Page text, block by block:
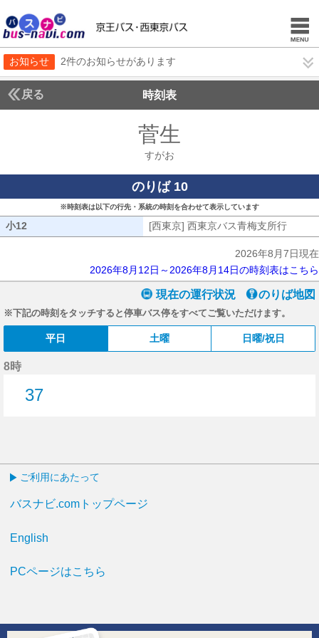
お知らせ 2件のお知らせがあります
戻る 時刻表
菅生
すがお
のりば 10
※時刻表は以下の行先・系統の時刻を合わせて表示しています
小12 [西東京] 西東京バス青梅支所行
2026年8月7日現在
2026年8月12日～2026年8月14日の時刻表はこちら
現在の運行状況 のりば地図
※下記の時刻をタッチすると停車バス停をすべてご覧いただけます。
平日 土曜 日曜/祝日
8時
37
ご利用にあたって
バスナビ.comトップページ
English
PCページはこちら